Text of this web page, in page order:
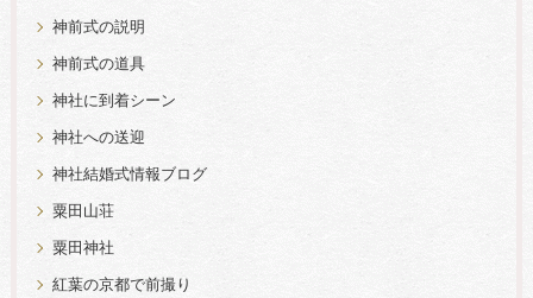
神前式の説明
神前式の道具
神社に到着シーン
神社への送迎
神社結婚式情報ブログ
粟田山荘
粟田神社
紅葉の京都で前撮り